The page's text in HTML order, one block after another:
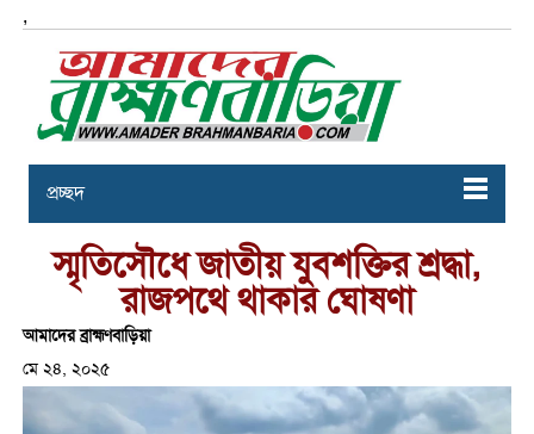
,
প্রচ্ছদ
স্মৃতিসৌধে জাতীয় যুবশক্তির শ্রদ্ধা,
রাজপথে থাকার ঘোষণা
আমাদের ব্রাহ্মণবাড়িয়া
মে ২৪, ২০২৫